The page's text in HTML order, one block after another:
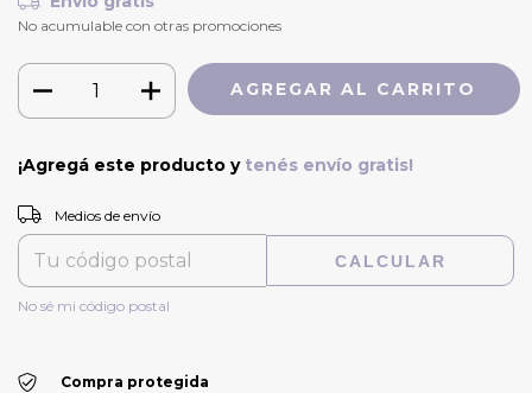
No acumulable con otras promociones
¡Agregá este producto y tenés envío gratis!
Entregas para el CP:
Medios de envío
CALCULAR
No sé mi código postal
Compra protegida